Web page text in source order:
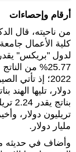
أرقام وإحصاءات
من ناحيته، قال
كلية الأعمال
مليار دولار.
وأضاف في حديثه